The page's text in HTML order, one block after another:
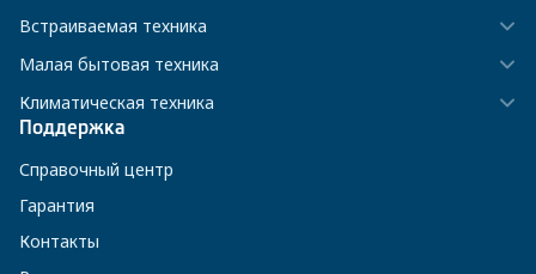
Встраиваемая техника
Малая бытовая техника
Климатическая техника
Поддержка
Справочный центр
Гарантия
Контакты